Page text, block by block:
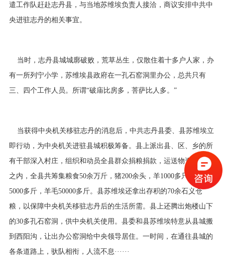
遣工作队赶赴志丹县，与当地苏维埃负责人接洽，商议安排中共中
央进驻志丹的相关事宜。
当时，志丹县城城廓破败，荒草丛生，仅散住着十多户人家，办
有一所列宁小学，苏维埃县政府在一孔石窑洞里办公，总共只有
三、四个工作人员。所谓“破庙比房多，菩萨比人多。”
当获得中央机关移驻志丹的消息后，中共志丹县委、县苏维埃立
即行动，为中央机关进驻县城积极筹备。县上派出县、区、乡的所
有干部深入村庄，组织和动员全县群众捐粮捐款，运送物资。几天
之内，全县共筹集粮食50余万斤，猪200余头，羊1000多只，鸡蛋
5000多斤，羊毛50000多斤。县苏维埃还拿出存积的70余石义仓
粮，以保障中央机关移驻志丹后的生活所需。县上还腾出炮楼山下
的30多孔石窑洞，供中央机关使用。县委和县苏维埃特意从县城搬
到西阳沟，让出办公窑洞给中央领导居住。一时间，在通往县城的
各条道路上，驮队相衔，人流不息······